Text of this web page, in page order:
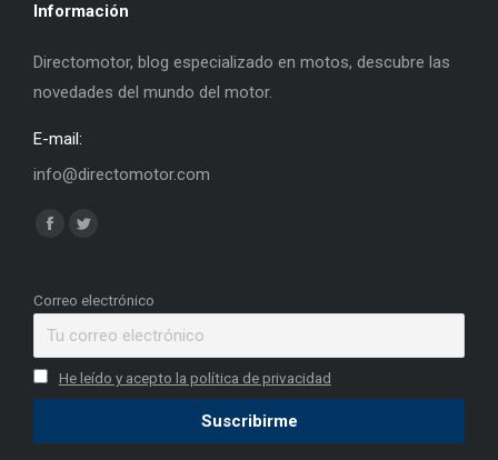
Información
Directomotor, blog especializado en motos, descubre las
novedades del mundo del motor.
E-mail:
info@directomotor.com
Find us on:
Facebook
opens
window
Twitter
opens
window
Correo electrónico
He leído y acepto la política de privacidad